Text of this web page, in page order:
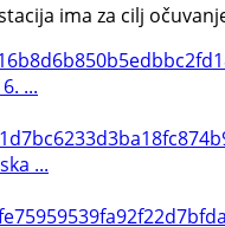
ima za cilj
...
...